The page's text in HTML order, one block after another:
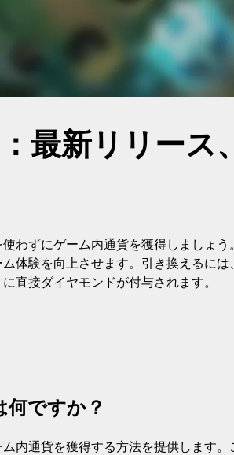
最新リリース
わずにゲーム内通貨を獲得しましょう
体験を向上させます。引き換えるには
直接ダイヤモンドが付与されます。
ですか？
内通貨を獲得する方法を提供します。